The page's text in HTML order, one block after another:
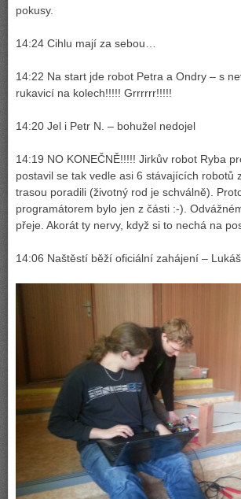
pokusy.
14:24 Cihlu mají za sebou…
14:22 Na start jde robot Petra a Ondry – s
rukavicí na kolech!!!!! Grrrrrr!!!!!
14:20 Jel i Petr N. – bohužel nedojel
14:19 NO KONEČNĚ!!!!! Jirkův robot Ryba
postavil se tak vedle asi 6 stávajících robotů
trasou poradili (životný rod je schválně).
programátorem bylo jen z části :-).
přeje. Akorát ty nervy, když si to nechá na
14:06 Naštěstí běží oficiální zahájení –